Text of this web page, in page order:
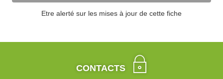
Etre alerté sur les mises à jour de cette fiche
CONTACTS